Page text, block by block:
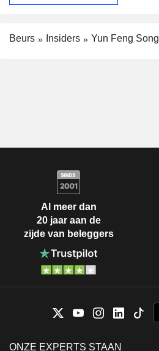
Beurs Insiders Yun Feng Song
Al meer dan
20 jaar aan de
zijde van beleggers
ONZE EXPERTS STAAN